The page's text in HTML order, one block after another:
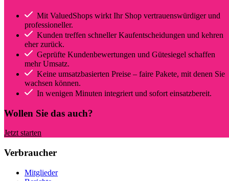
Mit ValuedShops wirkt Ihr Shop vertrauenswürdiger und
professioneller.
Kunden treffen schneller Kaufentscheidungen und kehren
eher zurück.
Geprüfte Kundenbewertungen und Gütesiegel schaffen
mehr Umsatz.
Keine umsatzbasierten Preise – faire Pakete, mit denen Sie
wachsen können.
In wenigen Minuten integriert und sofort einsatzbereit.
Wollen Sie das auch?
Jetzt starten
Verbraucher
Mitglieder